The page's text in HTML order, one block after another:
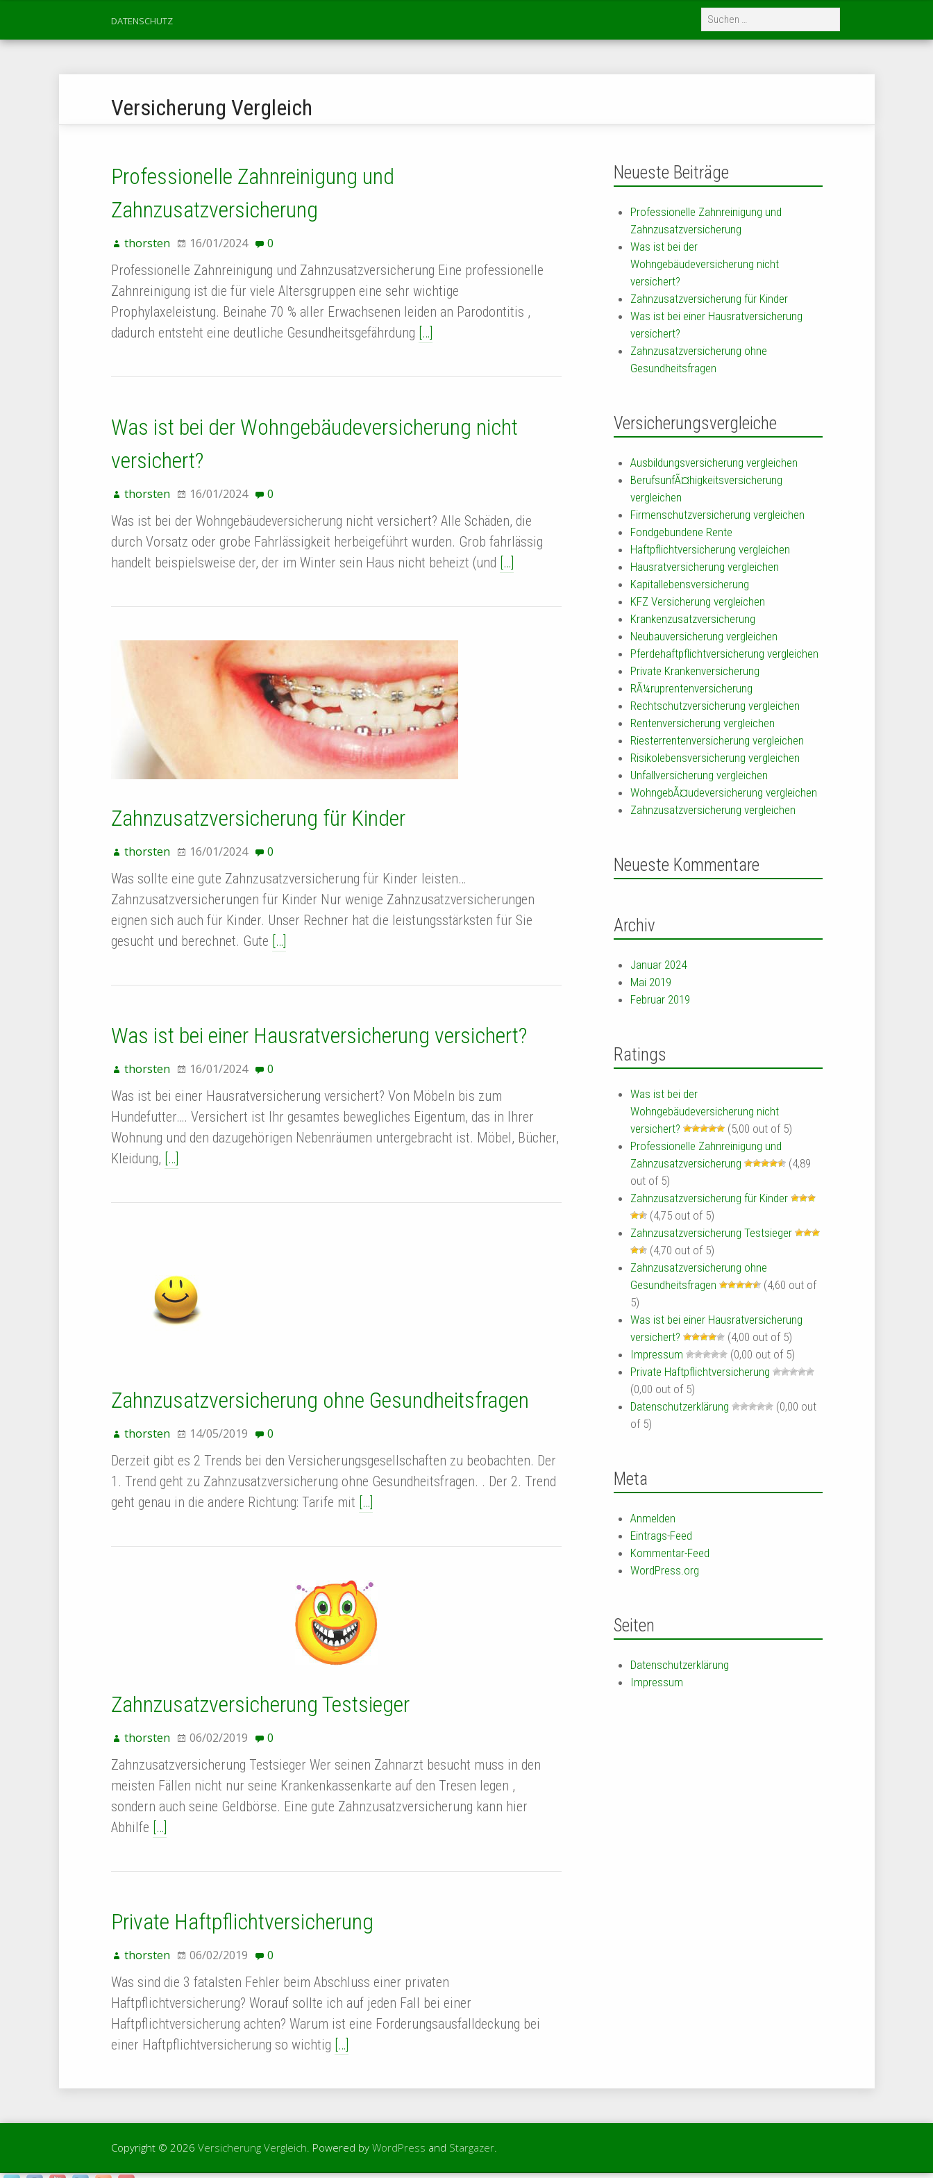
DATENSCHUTZ
Versicherung Vergleich
Professionelle Zahnreinigung und
Zahnzusatzversicherung
thorsten 16/01/2024 0
Professionelle Zahnreinigung und Zahnzusatzversicherung Eine professionelle
Zahnreinigung ist die für viele Altersgruppen eine sehr wichtige
Prophylaxeleistung. Beinahe 70 % aller Erwachsenen leiden an Parodontitis ,
dadurch entsteht eine deutliche Gesundheitsgefährdung […]
Was ist bei der Wohngebäudeversicherung nicht
versichert?
thorsten 16/01/2024 0
Was ist bei der Wohngebäudeversicherung nicht versichert? Alle Schäden, die
durch Vorsatz oder grobe Fahrlässigkeit herbeigeführt wurden. Grob fahrlässig
handelt beispielsweise der, der im Winter sein Haus nicht beheizt (und […]
Zahnzusatzversicherung für Kinder
thorsten 16/01/2024 0
Was sollte eine gute Zahnzusatzversicherung für Kinder leisten…
Zahnzusatzversicherungen für Kinder Nur wenige Zahnzusatzversicherungen
eignen sich auch für Kinder. Unser Rechner hat die leistungsstärksten für Sie
gesucht und berechnet. Gute […]
Was ist bei einer Hausratversicherung versichert?
thorsten 16/01/2024 0
Was ist bei einer Hausratversicherung versichert? Von Möbeln bis zum
Hundefutter…. Versichert ist Ihr gesamtes bewegliches Eigentum, das in Ihrer
Wohnung und den dazugehörigen Nebenräumen untergebracht ist. Möbel, Bücher,
Kleidung, […]
Zahnzusatzversicherung ohne Gesundheitsfragen
thorsten 14/05/2019 0
Derzeit gibt es 2 Trends bei den Versicherungsgesellschaften zu beobachten. Der
1. Trend geht zu Zahnzusatzversicherung ohne Gesundheitsfragen. . Der 2. Trend
geht genau in die andere Richtung: Tarife mit […]
Zahnzusatzversicherung Testsieger
thorsten 06/02/2019 0
Zahnzusatzversicherung Testsieger Wer seinen Zahnarzt besucht muss in den
meisten Fällen nicht nur seine Krankenkassenkarte auf den Tresen legen ,
sondern auch seine Geldbörse. Eine gute Zahnzusatzversicherung kann hier
Abhilfe […]
Private Haftpflichtversicherung
thorsten 06/02/2019 0
Was sind die 3 fatalsten Fehler beim Abschluss einer privaten
Haftpflichtversicherung? Worauf sollte ich auf jeden Fall bei einer
Haftpflichtversicherung achten? Warum ist eine Forderungsausfalldeckung bei
einer Haftpflichtversicherung so wichtig […]
Neueste Beiträge
Professionelle Zahnreinigung und
Zahnzusatzversicherung
Was ist bei der
Wohngebäudeversicherung nicht
versichert?
Zahnzusatzversicherung für Kinder
Was ist bei einer Hausratversicherung
versichert?
Zahnzusatzversicherung ohne
Gesundheitsfragen
Versicherungsvergleiche
Ausbildungsversicherung vergleichen
BerufsunfÃ¤higkeitsversicherung
vergleichen
Firmenschutzversicherung vergleichen
Fondgebundene Rente
Haftpflichtversicherung vergleichen
Hausratversicherung vergleichen
Kapitallebensversicherung
KFZ Versicherung vergleichen
Krankenzusatzversicherung
Neubauversicherung vergleichen
Pferdehaftpflichtversicherung vergleichen
Private Krankenversicherung
RÃ¼ruprentenversicherung
Rechtschutzversicherung vergleichen
Rentenversicherung vergleichen
Riesterrentenversicherung vergleichen
Risikolebensversicherung vergleichen
Unfallversicherung vergleichen
WohngebÃ¤udeversicherung vergleichen
Zahnzusatzversicherung vergleichen
Neueste Kommentare
Archiv
Januar 2024
Mai 2019
Februar 2019
Ratings
Was ist bei der
Wohngebäudeversicherung nicht
versichert?
(5,00 out of 5)
Professionelle Zahnreinigung und
Zahnzusatzversicherung
(4,89
out of 5)
Zahnzusatzversicherung für Kinder
(4,75 out of 5)
Zahnzusatzversicherung Testsieger
(4,70 out of 5)
Zahnzusatzversicherung ohne
Gesundheitsfragen
(4,60 out of
5)
Was ist bei einer Hausratversicherung
versichert?
(4,00 out of 5)
Impressum
(0,00 out of 5)
Private Haftpflichtversicherung
(0,00 out of 5)
Datenschutzerklärung
(0,00 out
of 5)
Meta
Anmelden
Eintrags-Feed
Kommentar-Feed
WordPress.org
Seiten
Datenschutzerklärung
Impressum
Copyright © 2026 Versicherung Vergleich. Powered by WordPress and Stargazer.